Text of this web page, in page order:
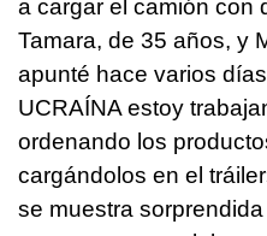
a cargar el camión con
Tamara, de 35 años, y
apunté hace varios
UCRAÍNA estoy
ordenando los
cargándolos en el
se muestra